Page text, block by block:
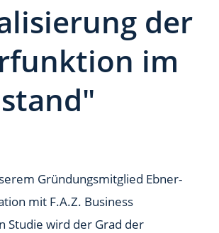
der
im
Gründungsmitglied Ebner-
mit F.A.Z. Business
Studie wird der Grad der